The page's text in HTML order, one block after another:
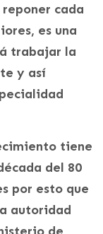
cada
es una
trabajar la
y así
tiene
del 80
por esto que
autoridad